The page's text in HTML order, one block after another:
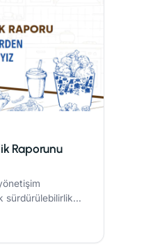
Raporunu
sürdürülebilirlik